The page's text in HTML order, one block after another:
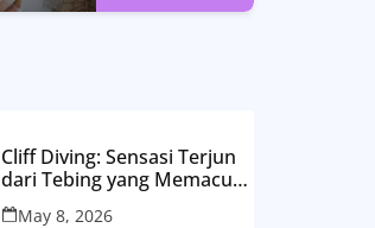
Cliff Diving: Sensasi Terjun
dari Tebing yang Memacu
Adrenalin
May 8, 2026